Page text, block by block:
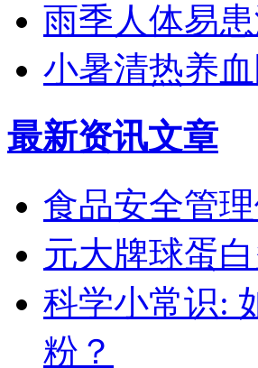
雨季人体易
小暑清热养
最新资讯文章
食品安全管
元大牌球蛋
科学小常识:
粉？